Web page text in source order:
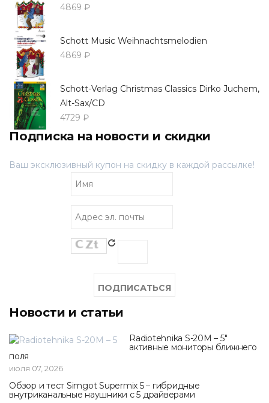
4869 ₽
Schott Music Weihnachtsmelodien
4869 ₽
Schott-Verlag Christmas Classics Dirko Juchem,
Alt-Sax/CD
4729 ₽
Подписка на новости и скидки
Ваш эксклюзивный купон на скидку в каждой рассылке!
Новости и статьи
Radiotehnika S-20M – 5"
активные мониторы ближнего
поля
июля 07, 2026
Обзор и тест Simgot Supermix 5 – гибридные
внутриканальные наушники с 5 драйверами